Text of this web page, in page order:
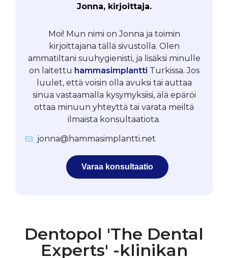
Jonna, kirjoittaja.
Moi! Mun nimi on Jonna ja toimin
kirjoittajana tällä sivustolla. Olen
ammatiltani suuhygienisti, ja lisäksi minulle
on laitettu hammasimplantti Turkissa. Jos
luulet, että voisin olla avuksi tai auttaa
sinua vastaamalla kysymyksiisi, älä epäröi
ottaa minuun yhteyttä tai varata meiltä
ilmaista konsultaatiota.
jonna@hammasimplantti.net
Varaa konsultaatio
Dentopol 'The Dental
Experts' -klinikan